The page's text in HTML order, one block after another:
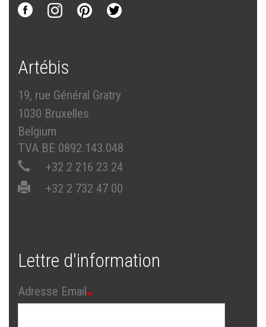
Artébis
19, rue Général Gratry
1030 Bruxelles
Belgium
TVA BE 0892.143.048
+32 2 216 23 24
+32 2 732 47 00
Lettre d'information
Adresse Email